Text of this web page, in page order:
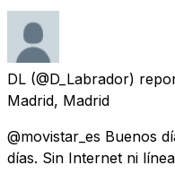
DL (@D_Labrador)
Madrid, Madrid
@movistar_es Buenos
días. Sin Internet ni